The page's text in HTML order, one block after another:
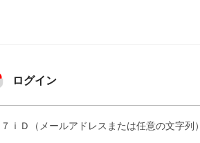
ログイン
７ｉＤ（メールアドレスまたは任意の文字列）